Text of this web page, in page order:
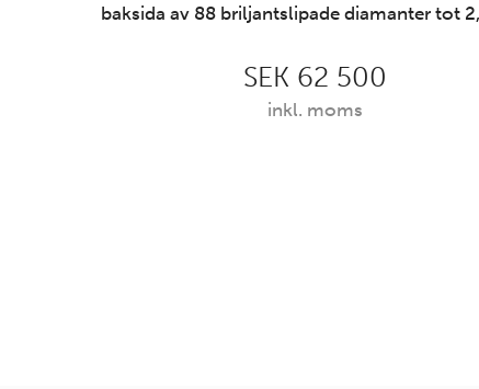
baksida av 88 briljantslipade diamanter tot
SEK 62 500
inkl. moms